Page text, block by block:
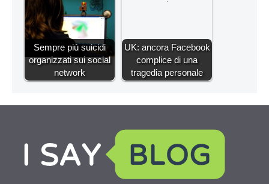
Sempre più suicidi
organizzati sui social
network
UK: ancora Facebook
complice di una
tragedia personale